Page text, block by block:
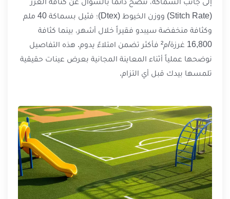
(Stitch Rate) ووزن الخيوط (Dtex)؛ فثيل بسماكة 40 ملم
وكثافة منخفضة سيبدو فقيراً خلال أشهر، بينما كثافة
16,800 غرزة/م² فأكثر تضمن امتلاءً يدوم. هذه التفاصيل
نوضحها عملياً أثناء المعاينة المجانية بعرض عينات حقيقية
تلمسها بيدك قبل أي التزام.